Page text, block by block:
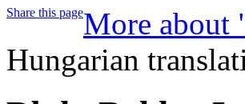
Share this pageMore about
Hungarian